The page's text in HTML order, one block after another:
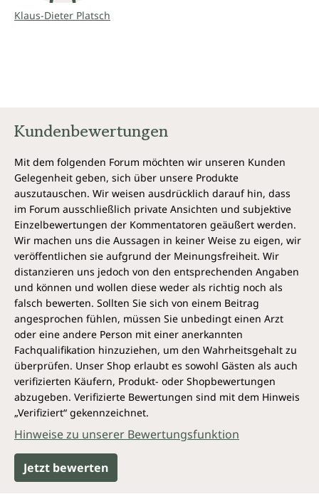
Klaus-Dieter Platsch
Kundenbewertungen
Mit dem folgenden Forum möchten wir unseren Kunden
Gelegenheit geben, sich über unsere Produkte
auszutauschen. Wir weisen ausdrücklich darauf hin, dass
im Forum ausschließlich private Ansichten und subjektive
Einzelbewertungen der Kommentatoren geäußert werden.
Wir machen uns die Aussagen in keiner Weise zu eigen, wir
veröffentlichen sie aufgrund der Meinungsfreiheit. Wir
distanzieren uns jedoch von den entsprechenden Angaben
und können und wollen diese weder als richtig noch als
falsch bewerten. Sollten Sie sich von einem Beitrag
angesprochen fühlen, müssen Sie unbedingt einen Arzt
oder eine andere Person mit einer anerkannten
Fachqualifikation hinzuziehen, um den Wahrheitsgehalt zu
überprüfen. Unser Shop erlaubt es sowohl Gästen als auch
verifizierten Käufern, Produkt- oder Shopbewertungen
abzugeben. Verifizierte Bewertungen sind mit dem Hinweis
„Verifiziert“ gekennzeichnet.
Hinweise zu unserer Bewertungsfunktion
Jetzt bewerten